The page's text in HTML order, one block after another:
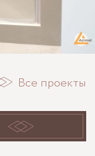
Все проекты